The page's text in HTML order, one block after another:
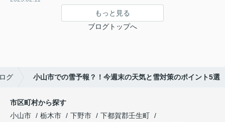
もっと見る
ブログトップへ
グ 小山市での雪予報？！今週末の天気と雪対策のポイント5選
市区町村から探す
小山市
栃木市 下野市
下都賀郡壬生町